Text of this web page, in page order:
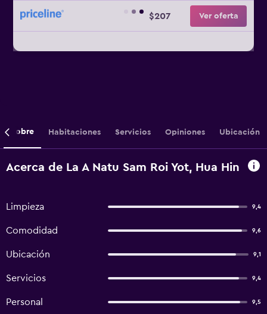
$207 Ver oferta
Sobre Habitaciones Servicios Opiniones Ubicación
Acerca de La A Natu Sam Roi Yot, Hua Hin
Limpieza 9,4
Comodidad 9,6
Ubicación 9,1
Servicios 9,4
Personal 9,5